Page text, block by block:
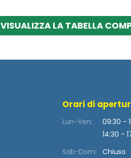
VISUALIZZA LA TABELLA
Orari di
Lun-Ven:
09:30 -
14:30 -
Sab-Dom:
Chiuso